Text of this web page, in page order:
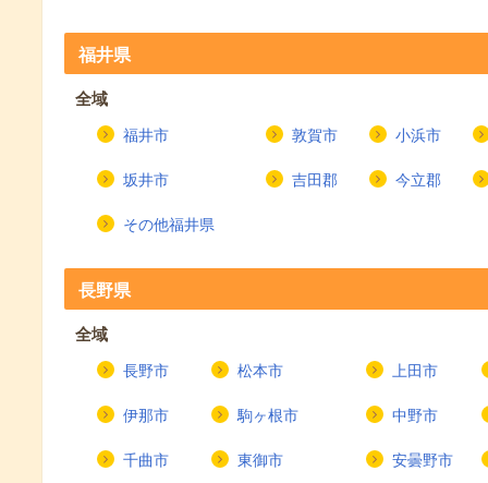
福井県
全域
福井市 敦賀市 小浜市
坂井市 吉田郡 今立郡
その他福井県
長野県
全域
長野市 松本市 上田市
伊那市 駒ヶ根市 中野市
千曲市 東御市 安曇野市